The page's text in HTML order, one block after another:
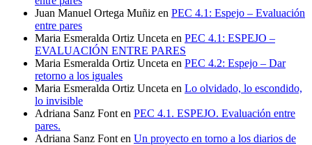
Juan Manuel Ortega Muñiz en PEC 4.1: Espejo – Evaluación
entre pares
Maria Esmeralda Ortiz Unceta en PEC 4.1: ESPEJO –
EVALUACIÓN ENTRE PARES
Maria Esmeralda Ortiz Unceta en PEC 4.2: Espejo – Dar
retorno a los iguales
Maria Esmeralda Ortiz Unceta en Lo olvidado, lo escondido,
lo invisible
Adriana Sanz Font en PEC 4.1. ESPEJO. Evaluación entre
pares.
Adriana Sanz Font en Un proyecto en torno a los diarios de